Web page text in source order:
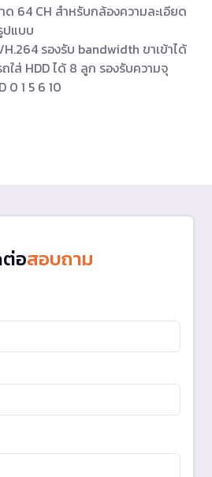
ด 64 CH สำหรับกล้องความละเอียด
ปแบบ
รองรับ bandwidth ขาเข้าได้
ใส่ HDD ได้ 8 ลูก รองรับความจุ
0 1 5 6 10
อสอบถาม